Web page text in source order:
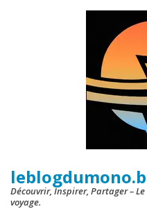
Découvrir, Inspirer, Partager –
voyage.